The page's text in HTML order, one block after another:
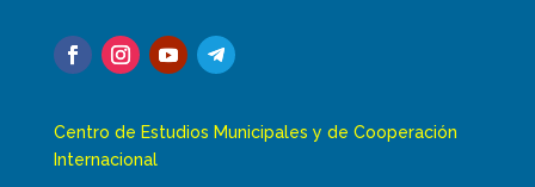
Centro de Estudios Municipales y de Cooperación
Internacional